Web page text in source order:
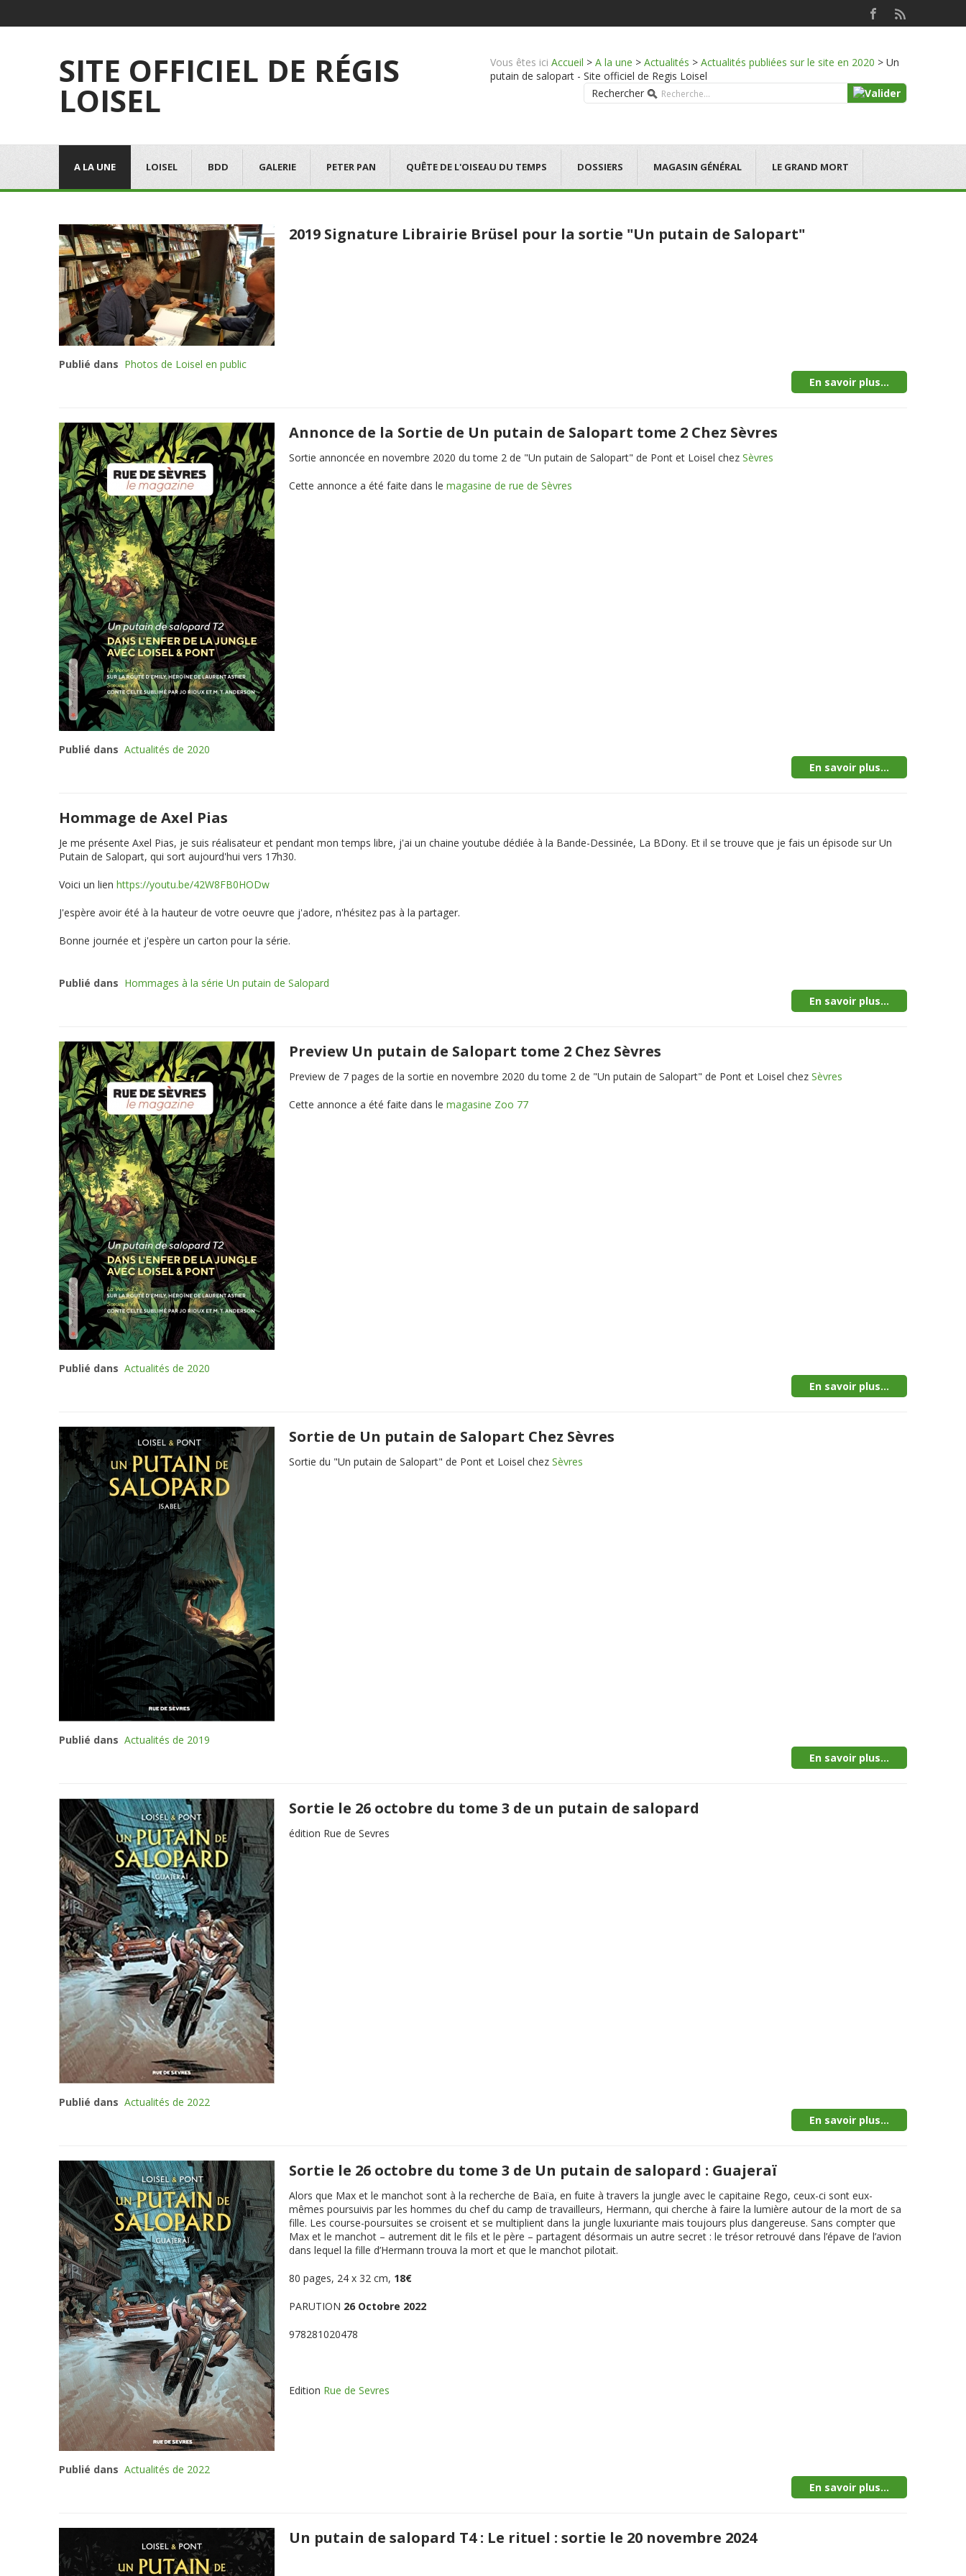
SITE OFFICIEL DE RÉGIS
LOISEL
Vous êtes ici Accueil > A la une > Actualités > Actualités publiées sur le site en 2020 > Un
putain de salopart - Site officiel de Regis Loisel
Rechercher
A LA UNE LOISEL BDD GALERIE PETER PAN QUÊTE DE L'OISEAU DU TEMPS DOSSIERS MAGASIN GÉNÉRAL LE GRAND MORT
2019 Signature Librairie Brüsel pour la sortie "Un putain de Salopart"
Publié dans Photos de Loisel en public
En savoir plus...
Annonce de la Sortie de Un putain de Salopart tome 2 Chez Sèvres
Sortie annoncée en novembre 2020 du tome 2 de "Un putain de Salopart" de Pont et Loisel chez Sèvres
Cette annonce a été faite dans le magasine de rue de Sèvres
Publié dans Actualités de 2020
En savoir plus...
Hommage de Axel Pias
Je me présente Axel Pias, je suis réalisateur et pendant mon temps libre, j'ai un chaine youtube dédiée à la Bande-Dessinée, La BDony. Et il se trouve que je fais un épisode sur Un
Putain de Salopart, qui sort aujourd'hui vers 17h30.
Voici un lien https://youtu.be/42W8FB0HODw
J'espère avoir été à la hauteur de votre oeuvre que j'adore, n'hésitez pas à la partager.
Bonne journée et j'espère un carton pour la série.
Publié dans Hommages à la série Un putain de Salopard
En savoir plus...
Preview Un putain de Salopart tome 2 Chez Sèvres
Preview de 7 pages de la sortie en novembre 2020 du tome 2 de "Un putain de Salopart" de Pont et Loisel chez Sèvres
Cette annonce a été faite dans le magasine Zoo 77
Publié dans Actualités de 2020
En savoir plus...
Sortie de Un putain de Salopart Chez Sèvres
Sortie du "Un putain de Salopart" de Pont et Loisel chez Sèvres
Publié dans Actualités de 2019
En savoir plus...
Sortie le 26 octobre du tome 3 de un putain de salopard
édition Rue de Sevres
Publié dans Actualités de 2022
En savoir plus...
Sortie le 26 octobre du tome 3 de Un putain de salopard : Guajeraï
Alors que Max et le manchot sont à la recherche de Baïa, en fuite à travers la jungle avec le capitaine Rego, ceux-ci sont eux-
mêmes poursuivis par les hommes du chef du camp de travailleurs, Hermann, qui cherche à faire la lumière autour de la mort de sa
fille. Les course-poursuites se croisent et se multiplient dans la jungle luxuriante mais toujours plus dangereuse. Sans compter que
Max et le manchot – autrement dit le fils et le père – partagent désormais un autre secret : le trésor retrouvé dans l’épave de l’avion
dans lequel la fille d’Hermann trouva la mort et que le manchot pilotait.
80 pages, 24 x 32 cm, 18€
PARUTION 26 Octobre 2022
978281020478
Edition Rue de Sevres
Publié dans Actualités de 2022
En savoir plus...
Un putain de salopard T4 : Le rituel : sortie le 20 novembre 2024